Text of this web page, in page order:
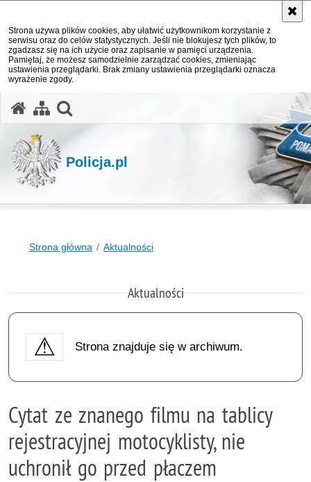
Strona używa plików cookies, aby ułatwić użytkownikom korzystanie z
serwisu oraz do celów statystycznych. Jeśli nie blokujesz tych plików, to
zgadzasz się na ich użycie oraz zapisanie w pamięci urządzenia.
Pamiętaj, że możesz samodzielnie zarządzać cookies, zmieniając
ustawienia przeglądarki. Brak zmiany ustawienia przeglądarki oznacza
wyrażenie zgody.
Policja.pl
Strona główna Aktualności
Aktualności
Strona znajduje się w archiwum.
Cytat ze znanego filmu na tablicy
rejestracyjnej motocyklisty, nie
uchronił go przed płaczem